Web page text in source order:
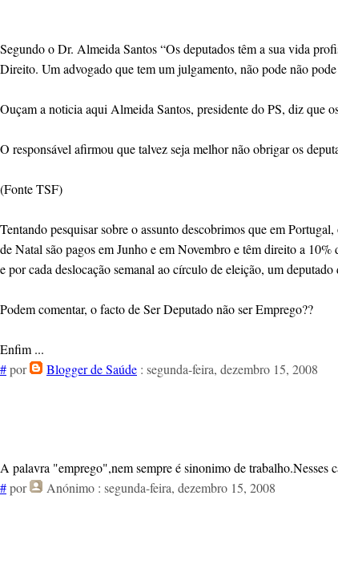
Segundo o Dr. Almeida Santos “Os deputados têm a sua vida
Direito. Um advogado que tem um julgamento, não pode não
Ouçam a noticia aqui Almeida Santos, presidente do PS, diz que
O responsável afirmou que talvez seja melhor não obrigar os
(Fonte TSF)
Tentando pesquisar sobre o assunto descobrimos que em
de Natal são pagos em Junho e em Novembro e têm direito a 10%
e por cada deslocação semanal ao círculo de eleição, um
Podem comentar, o facto de Ser Deputado não ser Emprego??
Enfim ...
#por Blogger de Saúde : segunda-feira, dezembro 15, 2008
A palavra "emprego",nem sempre é sinonimo de trabalho.Nesses
#por Anónimo : segunda-feira, dezembro 15, 2008